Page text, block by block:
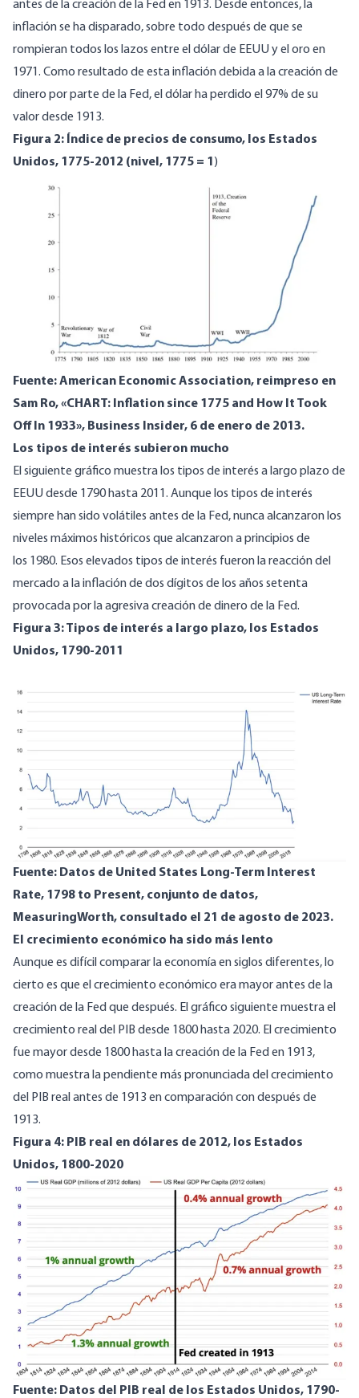
antes de la creación de la Fed en 1913. Desde entonces, la
inflación se ha disparado, sobre todo después de que se
rompieran todos los lazos entre el dólar de EEUU y el oro en
1971. Como resultado de esta inflación debida a la creación de
dinero por parte de la Fed, el dólar ha perdido el 97% de su
valor desde 1913.
Figura 2: Índice de precios de consumo, los Estados
Unidos, 1775-2012 (nivel, 1775 = 1 )
Fuente: American Economic Association, reimpreso en
Sam Ro, «CHART: Inflation since 1775 and How It Took
Off In 1933», Business Insider, 6 de enero de 2013.
Los tipos de interés subieron mucho
El siguiente gráfico muestra los tipos de interés a largo plazo de
EEUU desde 1790 hasta 2011. Aunque los tipos de interés
siempre han sido volátiles antes de la Fed, nunca alcanzaron los
niveles máximos históricos que alcanzaron a principios de
los 1980. Esos elevados tipos de interés fueron la reacción del
mercado a la inflación de dos dígitos de los años setenta
provocada por la agresiva creación de dinero de la Fed.
Figura 3: Tipos de interés a largo plazo, los Estados
Unidos, 1790-2011
Image
Fuente: Datos de United States Long-Term Interest
Rate, 1798 to Present, conjunto de datos,
MeasuringWorth, consultado el 21 de agosto de 2023.
El crecimiento económico ha sido más lento
Aunque es difícil comparar la economía en siglos diferentes, lo
cierto es que el crecimiento económico era mayor antes de la
creación de la Fed que después. El gráfico siguiente muestra el
crecimiento real del PIB desde 1800 hasta 2020. El crecimiento
fue mayor desde 1800 hasta la creación de la Fed en 1913,
como muestra la pendiente más pronunciada del crecimiento
del PIB real antes de 1913 en comparación con después de
1913.
Figura 4: PIB real en dólares de 2012, los Estados
Unidos, 1800-2020
Image
Fuente: Datos del PIB real de los Estados Unidos, 1790-